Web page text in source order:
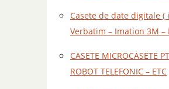
Casete de date digitale (
Verbatim – Imation 3M –
CASETE MICROCASETE
ROBOT TELEFONIC – ETC